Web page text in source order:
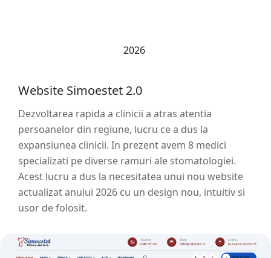
Website Simoestet 2.0
Dezvoltarea rapida a clinicii a atras atentia
persoanelor din regiune, lucru ce a dus la
expansiunea clinicii. In prezent avem 8 medici
specializati pe diverse ramuri ale stomatologiei.
Acest lucru a dus la necesitatea unui nou website
actualizat anului 2026 cu un design nou, intuitiv si
usor de folosit.
2026